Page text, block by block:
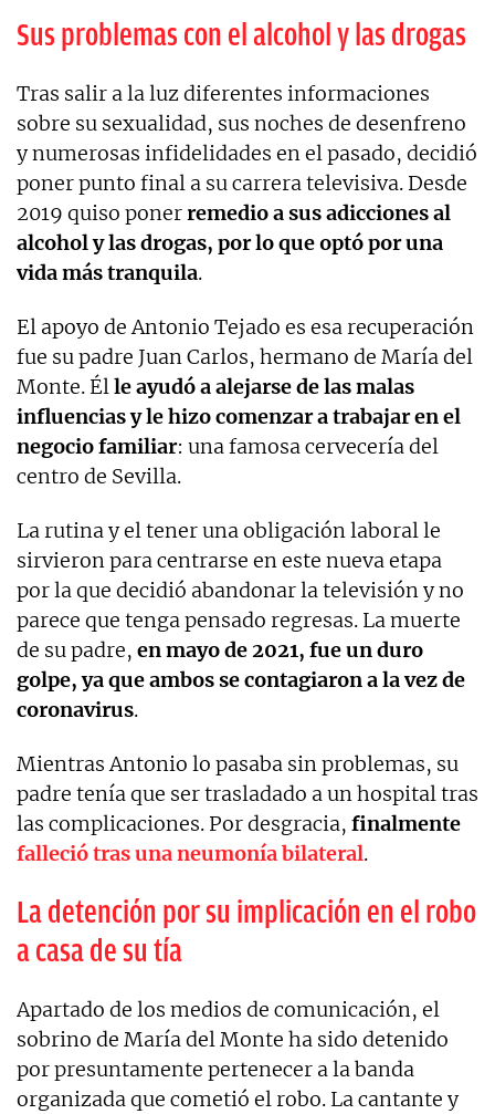
Sus problemas con el alcohol y las drogas
Tras salir a la luz diferentes informaciones
sobre su sexualidad, sus noches de desenfreno
y numerosas infidelidades en el pasado, decidió
poner punto final a su carrera televisiva. Desde
2019 quiso ponerremedio a sus adicciones al
alcohol y las drogas, por lo que optó por una
vida más tranquila.
El apoyo de Antonio Tejado es esa recuperación
fue su padre Juan Carlos, hermano de María del
Monte. Élle ayudó a alejarse de las malas
influencias y le hizo comenzar a trabajar en el
negocio familiar: una famosa cervecería del
centro de Sevilla.
La rutina y el tener una obligación laboral le
sirvieron para centrarse en este nueva etapa
por la que decidió abandonar la televisión y no
parece que tenga pensado regresas. La muerte
de su padre, en mayo de 2021, fue un duro
golpe, ya que ambos se contagiaron a la vez de
coronavirus.
Mientras Antonio lo pasaba sin problemas, su
padre tenía que ser trasladado a un hospital tras
las complicaciones. Por desgracia, finalmente
falleció tras una neumonía bilateral.
La detención por su implicación en el robo
a casa de su tía
Apartado de los medios de comunicación, el
sobrino de María del Monte ha sido detenido
por presuntamente pertenecer a la banda
organizada que cometió el robo. La cantante y